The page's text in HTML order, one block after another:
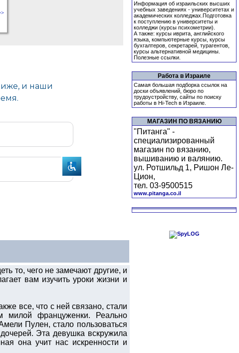
то, чего не замечают другие, и
вам изучить уроки жизни и
все, что с ней связано, стали
милой француженки. Реально
Пулен, стало пользоваться
Эта девушка вскружила
она учит нас искренности и
Информация об израильских высших
учебных заведениях - университетах и
академических колледжах.Подготовка
к поступлению в университеты и
колледжи (курсы психометрии).
А также: курсы иврита, английского
языка, компьютерные курсы, курсы
бухгалтеров, секретарей, турагентов,
курсы альтернативной медицины.
Полезные ссылки.
Работа в Израиле
Самая большая подборка ссылок на
доски объявлений, бюро по
трудоустройству, сайты по поиску
работы в Hi-Tech в Израиле.
МАГАЗИН ПО ВЯЗАНИЮ
"Питанга" -
специализированный
магазин по вязанию,
вышиванию и валянию.
ул. Ротшильд 1, Ришон Ле-
Цион,
тел. 03-9500515
www.pitanga.co.il